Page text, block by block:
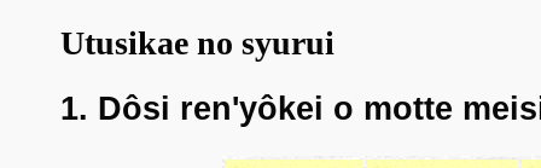
Utusikae no syurui
1. Dôsi ren'yôkei o motte